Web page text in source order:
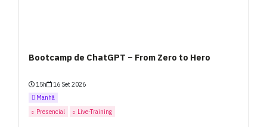
Bootcamp de ChatGPT – From Zero to Hero
15h
16 Set 2026
Manhã
Presencial
Live-Training